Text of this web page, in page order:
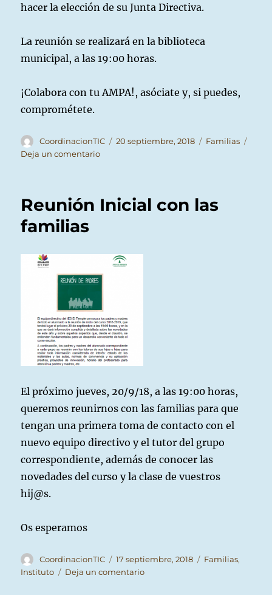
hacer la elección de su Junta Directiva.
La reunión se realizará en la biblioteca
municipal, a las 19:00 horas.
¡Colabora con tu AMPA!, asóciate y, si puedes,
comprométete.
Autor
CoordinacionTIC
Publicado
20 septiembre, 2018 Categorías
Familias
Deja un comentarioen
la
Reunión Inicial con las
familias
El próximo jueves, 20/9/18, a las 19:00 horas,
queremos reunirnos con las familias para que
tengan una primera toma de contacto con el
nuevo equipo directivo y el tutor del grupo
correspondiente, además de conocer las
novedades del curso y la clase de vuestros
hij@s.
Os esperamos
Autor
CoordinacionTIC
Publicado
el
17 septiembre, 2018 Categorías
Familias,
Instituto
Deja un comentarioen